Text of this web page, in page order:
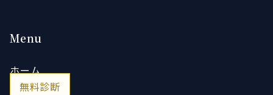
Menu
ホーム
無料診断